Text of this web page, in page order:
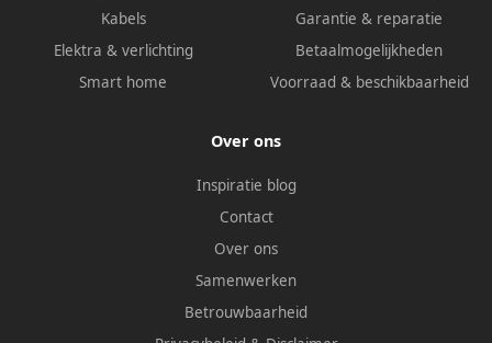
Kabels
Elektra & verlichting
Smart home
Garantie & reparatie
Betaalmogelijkheden
Voorraad & beschikbaarheid
Over ons
Inspiratie blog
Contact
Over ons
Samenwerken
Betrouwbaarheid